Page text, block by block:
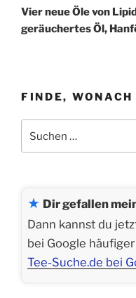
Beitrag
Vier neue Öle von
geräuchertes Öl,
FINDE, WONACH
Suchen
★ Dir gefallen
Dann kannst du
bei Google
Tee-Suche.de bei